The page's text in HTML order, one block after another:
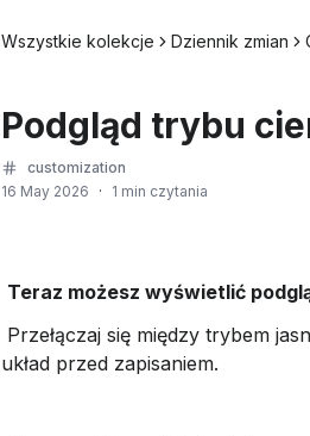
Wszystkie kolekcje Dziennik zmian
Podgląd trybu
customization
16 May 2026
· 1 min czytania
Teraz możesz wyświetlić
układ przed zapisaniem.